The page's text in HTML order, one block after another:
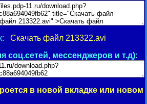
Скачать файл 213322.avi
соц.сетей, мессенджеров и т.д):
в новой вкладке или новом